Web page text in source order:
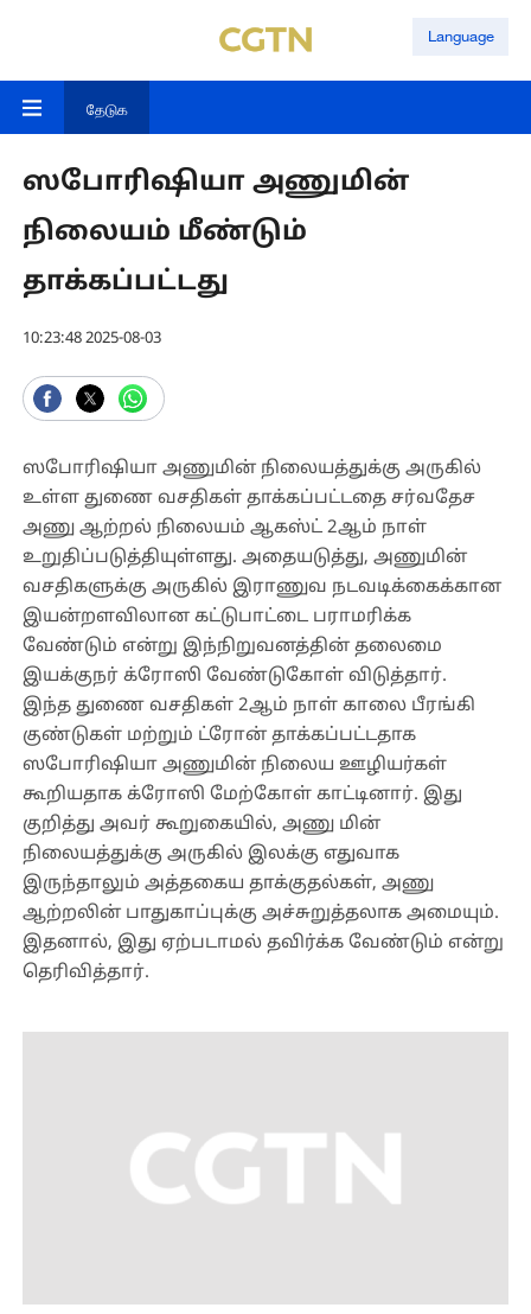
Language
தேடுக
ஸபோரிஷியா அணுமின்
நிலையம் மீண்டும்
தாக்கப்பட்டது
10:23:48 2025-08-03
ஸபோரிஷியா அணுமின் நிலையத்துக்கு அருகில்
உள்ள துணை வசதிகள் தாக்கப்பட்டதை சர்வதேச
அணு ஆற்றல் நிலையம் ஆகஸ்ட் 2ஆம் நாள்
உறுதிப்படுத்தியுள்ளது. அதையடுத்து, அணுமின்
வசதிகளுக்கு அருகில் இராணுவ நடவடிக்கைக்கான
இயன்றளவிலான கட்டுபாட்டை பராமரிக்க
வேண்டும் என்று இந்நிறுவனத்தின் தலைமை
இயக்குநர் க்ரோஸி வேண்டுகோள் விடுத்தார்.
இந்த துணை வசதிகள் 2ஆம் நாள் காலை பீரங்கி
குண்டுகள் மற்றும் ட்ரோன் தாக்கப்பட்டதாக
ஸபோரிஷியா அணுமின் நிலைய ஊழியர்கள்
கூறியதாக க்ரோஸி மேற்கோள் காட்டினார். இது
குறித்து அவர் கூறுகையில், அணு மின்
நிலையத்துக்கு அருகில் இலக்கு எதுவாக
இருந்தாலும் அத்தகைய தாக்குதல்கள், அணு
ஆற்றலின் பாதுகாப்புக்கு அச்சுறுத்தலாக அமையும்.
இதனால், இது ஏற்படாமல் தவிர்க்க வேண்டும் என்று
தெரிவித்தார்.